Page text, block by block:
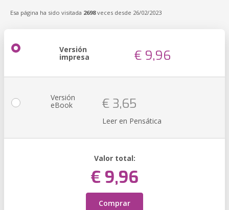
Esa página ha sido visitada 2698veces desde 26/02/2023
Versión
impresa € 9,96
Versión
eBook € 3,65
Leer en Pensática
Valor total:
€ 9,96
Comprar